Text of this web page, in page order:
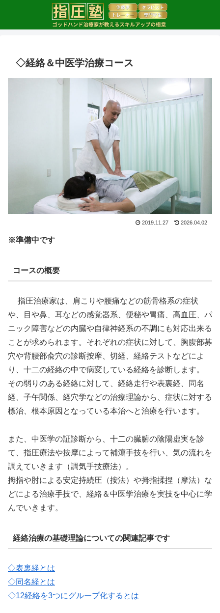
◇経絡＆中医学治療コース
2019.11.27 2026.04.02
※準備中です
コースの概要
指圧治療家は、肩こりや腰痛などの筋骨格系の症状
や、目や鼻、耳などの感覚器系、便秘や胃痛、高血圧、パ
ニック障害などの内臓や自律神経系の不調にも対応出来る
ことが求められます。それぞれの症状に対して、胸腹部募
穴や背腰部兪穴の診断按摩、切経、経絡テストなどによ
り、十二の経絡の中で病変している経絡を診断します。
その弱りのある経絡に対して、経絡走行や表裏経、同名
経、子午関係、経穴学などの治療理論から、症状に対する
標治 、根本原因となっている本治へと治療を行います。
また、中医学の証診断から、十二の臓腑の陰陽虚実を診
て、指圧療法や按摩によって補瀉手技を行い、気の流れを
調えていきます（調気手技療法）。
拇指や肘による安定持続圧（按法）や拇指揉捏（摩法）な
どによる治療手技で、経絡＆中医学治療を実技を中心に学
んでいきます。
経絡治療の基礎理論についての関連記事です
◇表裏経とは
◇同名経とは
◇12経絡を3つにグループ化するとは